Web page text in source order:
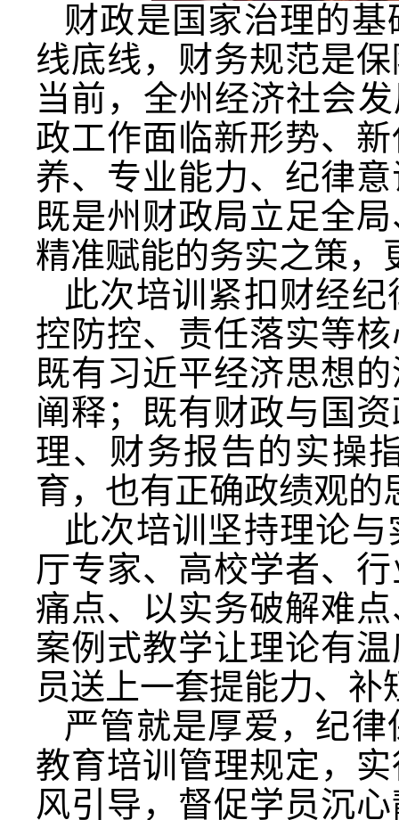
财政是国家治理的
线底线，财务规范是
当前，全州经济社会
政工作面临新形势、
养、专业能力、纪律
既是州财政局立足全
精准赋能的务实之策，
此次培训紧扣财经
控防控、责任落实等
既有习近平经济思想
阐释；既有财政与国
理、财务报告的实操
育，也有正确政绩观的
此次培训坚持理论
厅专家、高校学者、
痛点、以实务破解难
案例式教学让理论有
员送上一套提能力、补
严管就是厚爱，纪
教育培训管理规定，
风引导，督促学员沉